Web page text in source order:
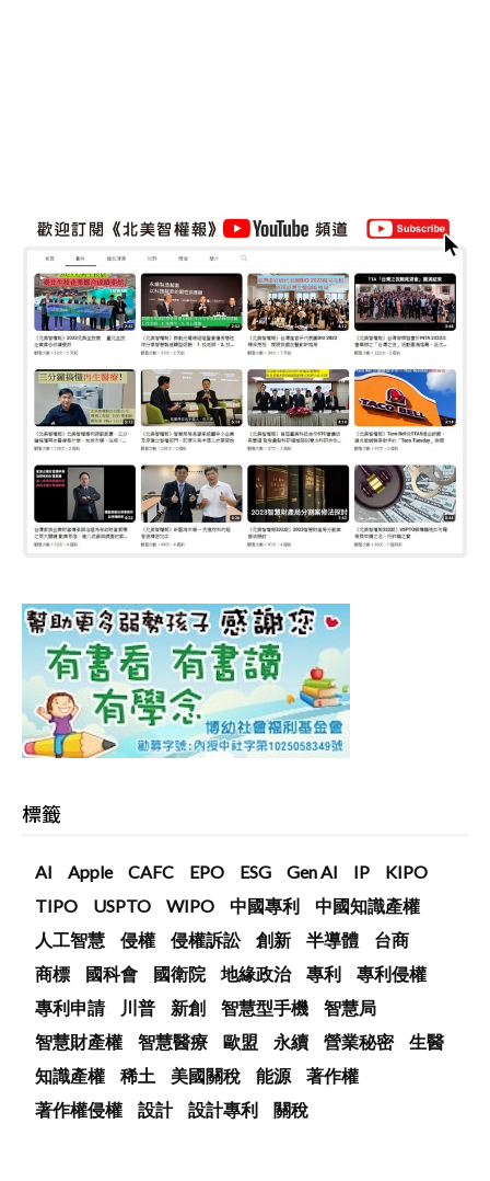
標籤
AI Apple CAFC EPO ESG Gen AI IP
KIPO
TIPO
USPTO WIPO 中國專利
中國知識產權
人工智慧
侵權 侵權訴訟 創新 半導體
台商
商標
國科會 國衛院 地緣政治 專利
專利侵權
專利申請
川普 新創 智慧型手機
智慧局
智慧財產權
智慧醫療 歐盟 永續 營業秘密
生醫
知識產權
稀土 美國關稅 能源
著作權
著作權侵權
設計 設計專利 關稅